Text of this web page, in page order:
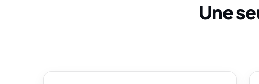
Une